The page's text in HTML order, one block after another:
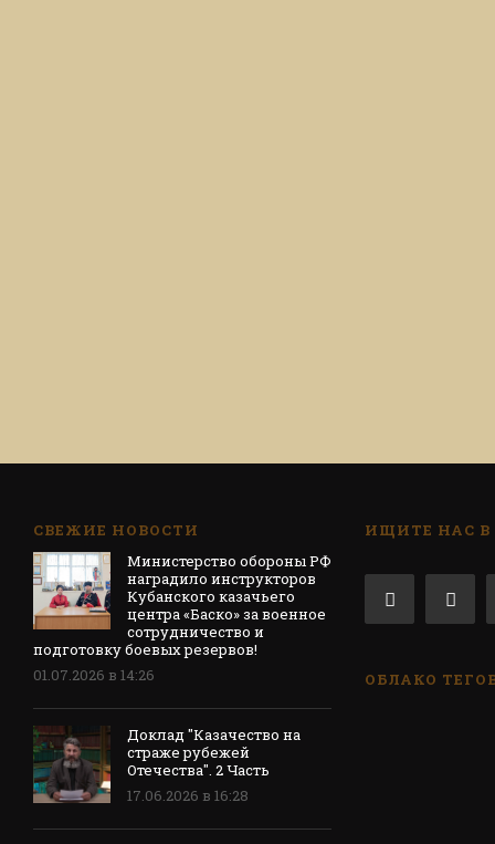
СВЕЖИЕ НОВОСТИ
Министерство обороны РФ
наградило инструкторов
Кубанского казачьего
центра «Баско» за военное
сотрудничество и
подготовку боевых резервов!
01.07.2026 в 14:26
Доклад "Казачество на
страже рубежей
Отечества". 2 Часть
17.06.2026 в 16:28
ИЩИТЕ НАС В
ОБЛАКО